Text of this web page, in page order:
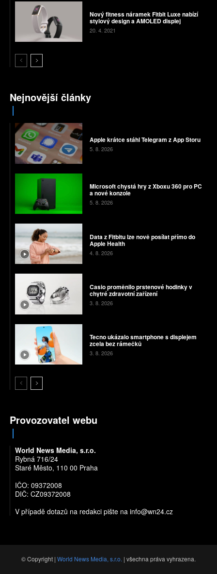
Nový fitness náramek Fitbit Luxe nabízí
stylový design a AMOLED displej
20. 4. 2021
Nejnovější články
Apple krátce stáhl Telegram z App Storu
5. 8. 2026
Microsoft chystá hry z Xboxu 360 pro PC
a nové konzole
5. 8. 2026
Data z Fitbitu lze nově posílat přímo do
Apple Health
4. 8. 2026
Casio proměnilo prstenové hodinky v
chytré zdravotní zařízení
3. 8. 2026
Tecno ukázalo smartphone s displejem
zcela bez rámečků
3. 8. 2026
Provozovatel webu
World News Media, s.r.o.
Rybná 716/24
Staré Město, 110 00 Praha
IČO: 09372008
DIČ: CZ09372008
V případě dotazů na redakci pište na info@wn24.cz
© Copyright | World News Media, s.r.o. | všechna práva vyhrazena.